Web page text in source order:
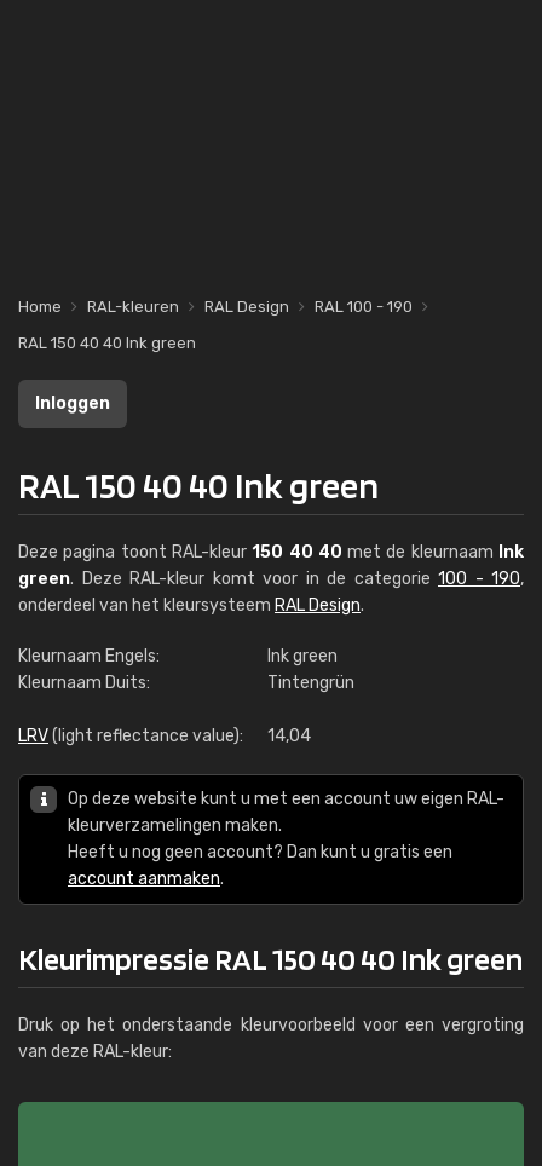
Home RAL-kleuren RAL Design
RAL 100 - 190
RAL 150 40 40 Ink green
Inloggen
RAL 150 40 40 Ink green
Deze pagina toont RAL-kleur150 40 40 met de kleurnaam Ink
green. Deze RAL-kleur komt voor in de categorie 100 - 190,
onderdeel van het kleursysteem RAL Design.
Kleurnaam Engels:
Ink green
Kleurnaam Duits:
Tintengrün
LRV(light reflectance value): 14,04
Op deze website kunt u met een account uw eigen RAL-
kleurverzamelingen maken.
Heeft u nog geen account? Dan kunt u gratis een
account aanmaken.
Kleurimpressie RAL 150 40 40 Ink green
Druk op het onderstaande kleurvoorbeeld voor een vergroting
van deze RAL-kleur: